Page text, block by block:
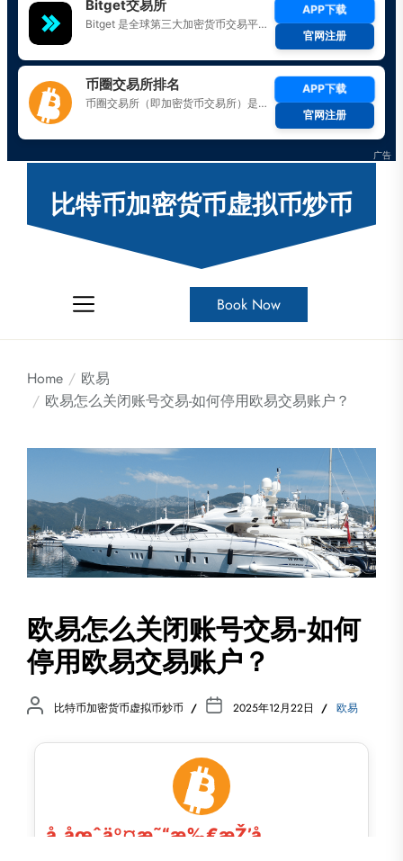
比特币加密货币虚拟币炒币
Book Now
Home
欧易
欧易怎么关闭账号交易-如何停用欧易交易账户？
欧易怎么关闭账号交易-如何
停用欧易交易账户？
比特币加密货币虚拟币炒币 2025年12月22日 欧易